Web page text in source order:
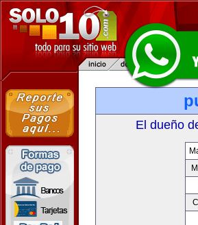
El dueño